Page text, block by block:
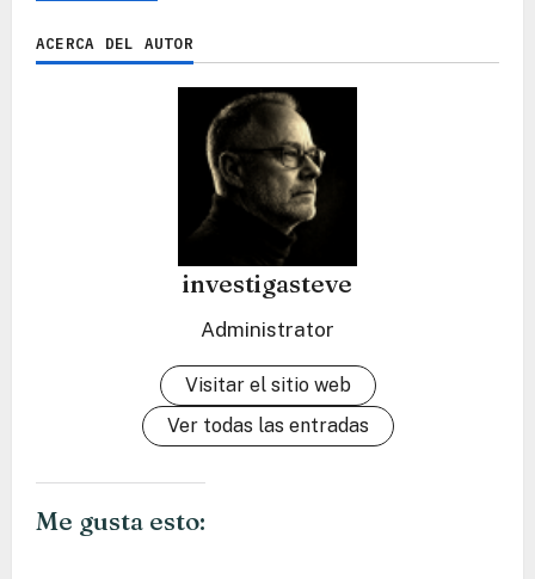
ACERCA DEL AUTOR
investigasteve
Administrator
Visitar el sitio web
Ver todas las entradas
Me gusta esto: